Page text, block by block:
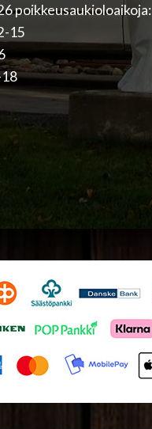
poikkeusaukioloaikoja:
15